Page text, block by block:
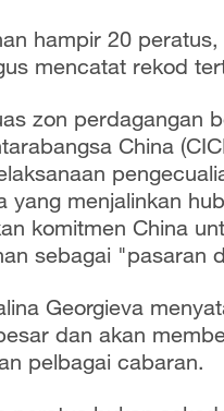
hampir 20
mencatat rekod
zon perdagangan
China
yang menjalinkan
komitmen China
sebagai "pasaran
Georgieva
dan akan
pelbagai cabaran.